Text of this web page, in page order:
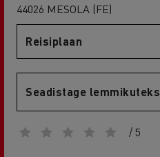
44026 MESOLA (FE)
Reisiplaan
Seadistage lemmikuteks
/ 5